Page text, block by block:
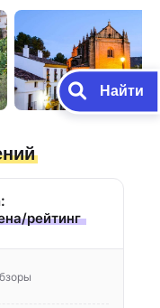
рейтинг
Найти